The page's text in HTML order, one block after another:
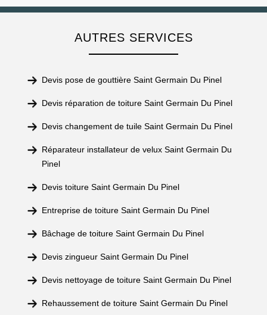
AUTRES SERVICES
Devis pose de gouttière Saint Germain Du Pinel
Devis réparation de toiture Saint Germain Du Pinel
Devis changement de tuile Saint Germain Du Pinel
Réparateur installateur de velux Saint Germain Du
Pinel
Devis toiture Saint Germain Du Pinel
Entreprise de toiture Saint Germain Du Pinel
Bâchage de toiture Saint Germain Du Pinel
Devis zingueur Saint Germain Du Pinel
Devis nettoyage de toiture Saint Germain Du Pinel
Rehaussement de toiture Saint Germain Du Pinel